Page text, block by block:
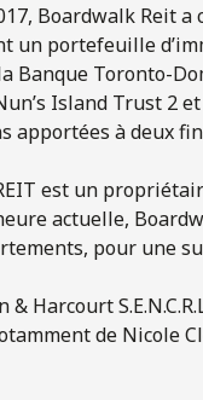
Boardwalk Reit
un portefeuille
Banque Toronto-
Island Trust 2
apportées à deux
est un
actuelle,
pour une
& Harcourt
de Nicole